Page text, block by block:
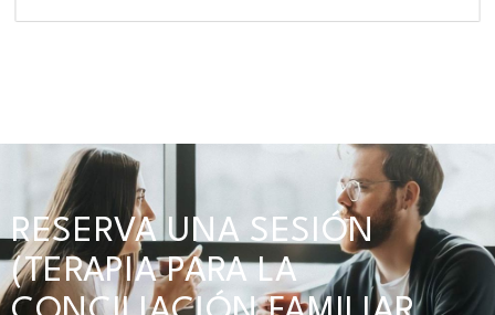
RESERVA UNA SESIÓN
(TERAPIA PARA LA